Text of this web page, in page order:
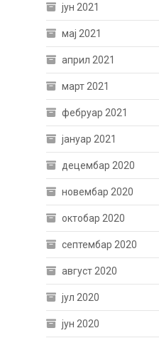
јун 2021
мај 2021
април 2021
март 2021
фебруар 2021
јануар 2021
децембар 2020
новембар 2020
октобар 2020
септембар 2020
август 2020
јул 2020
јун 2020